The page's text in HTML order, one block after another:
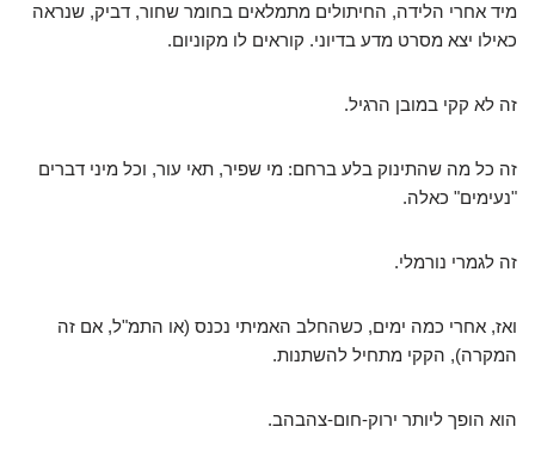
מיד אחרי הלידה, החיתולים מתמלאים בחומר שחור, דביק, שנראה
כאילו יצא מסרט מדע בדיוני. קוראים לו מקוניום.
זה לא קקי במובן הרגיל.
זה כל מה שהתינוק בלע ברחם: מי שפיר, תאי עור, וכל מיני דברים
"נעימים" כאלה.
זה לגמרי נורמלי.
ואז, אחרי כמה ימים, כשהחלב האמיתי נכנס (או התמ"ל, אם זה
המקרה), הקקי מתחיל להשתנות.
הוא הופך ליותר ירוק-חום-צהבהב.